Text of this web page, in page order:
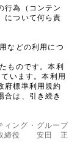
行為（コンテン
について何ら責
などの利用につ
ものです。本利
います。本利用
府標準利用規約
合は、引き続き
ィング・グループ
締役 安田 正